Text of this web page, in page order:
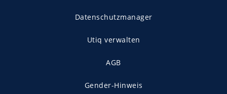
Datenschutzmanager
Utiq verwalten
AGB
Gender-Hinweis